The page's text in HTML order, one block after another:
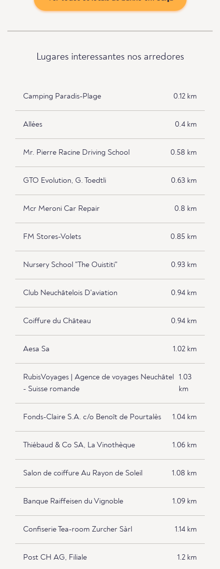
Lugares interessantes nos arredores
Camping Paradis-Plage 0.12 km
Allées 0.4 km
Mr. Pierre Racine Driving School 0.58 km
GTO Evolution, G. Toedtli 0.63 km
Mcr Meroni Car Repair 0.8 km
FM Stores-Volets 0.85 km
Nursery School "The Ouistiti" 0.93 km
Club Neuchâtelois D'aviation 0.94 km
Coiffure du Château 0.94 km
Aesa Sa 1.02 km
RubisVoyages | Agence de voyages Neuchâtel
- Suisse romande
1.03
km
Fonds-Claire S.A. c/o Benoît de Pourtalès 1.04 km
Thiébaud & Co SA, La Vinothèque 1.06 km
Salon de coiffure Au Rayon de Soleil 1.08 km
Banque Raiffeisen du Vignoble 1.09 km
Confiserie Tea-room Zurcher Sàrl 1.14 km
Post CH AG, Filiale 1.2 km